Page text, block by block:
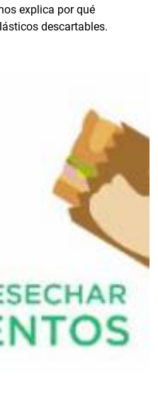
explica por qué
descartables.